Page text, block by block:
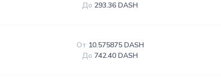
До 293.36 DASH
От 10.575875 DASH
До 742.40 DASH